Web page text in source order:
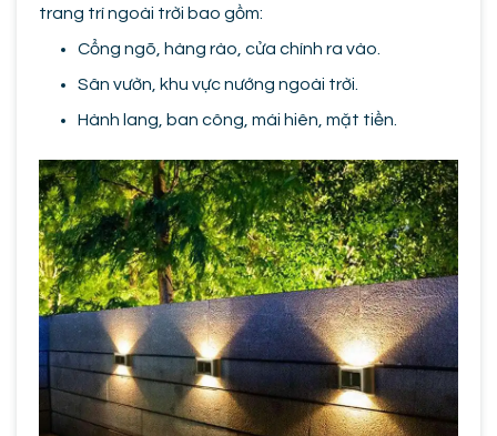
trang trí ngoài trời bao gồm:
Cổng ngõ, hàng rào, cửa chính ra vào.
Sân vườn, khu vực nướng ngoài trời.
Hành lang, ban công, mái hiên, mặt tiền.